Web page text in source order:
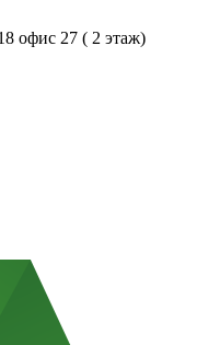
офис 27 ( 2 этаж)